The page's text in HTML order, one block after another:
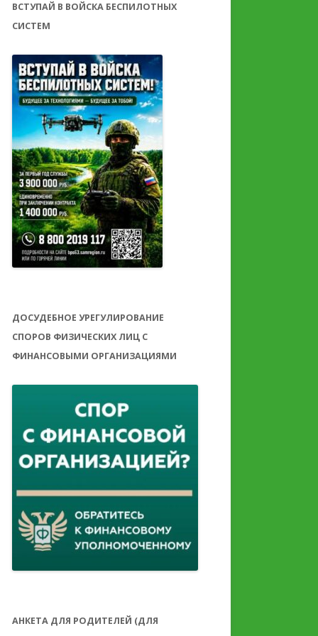
ВСТУПАЙ В ВОЙСКА БЕСПИЛОТНЫХ
СИСТЕМ
ДОСУДЕБНОЕ УРЕГУЛИРОВАНИЕ
СПОРОВ ФИЗИЧЕСКИХ ЛИЦ С
ФИНАНСОВЫМИ ОРГАНИЗАЦИЯМИ
АНКЕТА ДЛЯ РОДИТЕЛЕЙ (ДЛЯ